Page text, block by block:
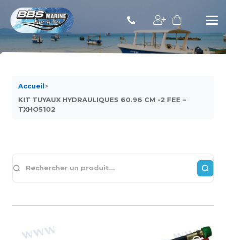
Accueil>
KIT TUYAUX HYDRAULIQUES 60.96 CM -2 FEE –
TXHO5102